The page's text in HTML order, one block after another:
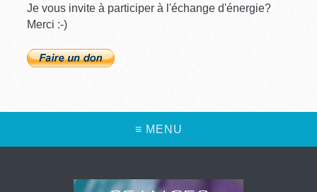
Je vous invite à participer à l'échange d'énergie?
Merci :-)
≡ MENU